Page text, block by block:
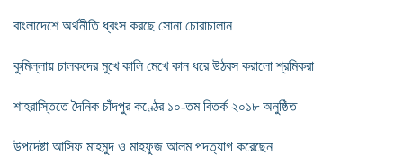
বাংলাদেশে অর্থনীতি ধ্বংস করছে সোনা চোরাচালান
কুমিল্লায় চালকদের মুখে কালি মেখে কান ধরে উঠবস করালো শ্রমিকরা
শাহরাস্তিতে দৈনিক চাঁদপুর কণ্ঠের ১০-তম বিতর্ক ২০১৮ অনুষ্ঠিত
উপদেষ্টা আসিফ মাহমুদ ও মাহফুজ আলম পদত্যাগ করেছেন